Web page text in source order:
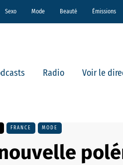
Sexo Mode Beauté Émissions
Radio Voir le
FRANCE MODE